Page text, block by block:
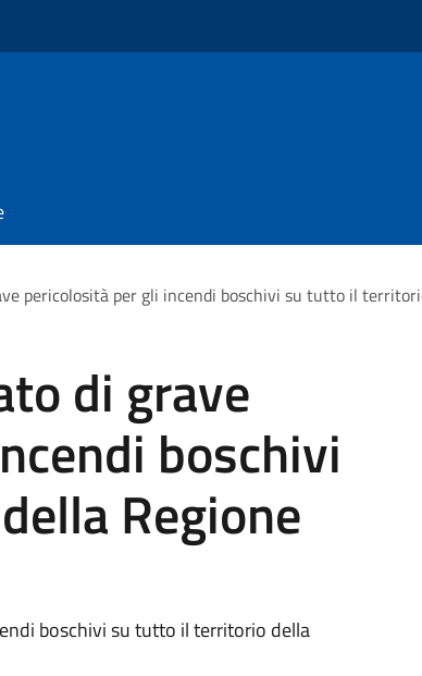
pericolosità per gli incendi boschivi su tutto il
di grave
boschivi
Regione
boschivi su tutto il territorio della